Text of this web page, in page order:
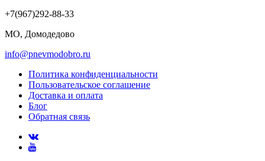
+7(967)292-88-33
МО, Домодедово
info@pnevmodobro.ru
Политика конфиденциальности
Пользовательское соглашение
Доставка и оплата
Блог
Обратная связь